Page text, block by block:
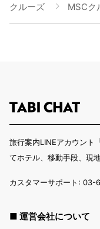
クルーズ MSCク
旅行案内LINEアカウント
てホテル、移動手段、現
カスタマーサポート: 03-
■ 運営会社について